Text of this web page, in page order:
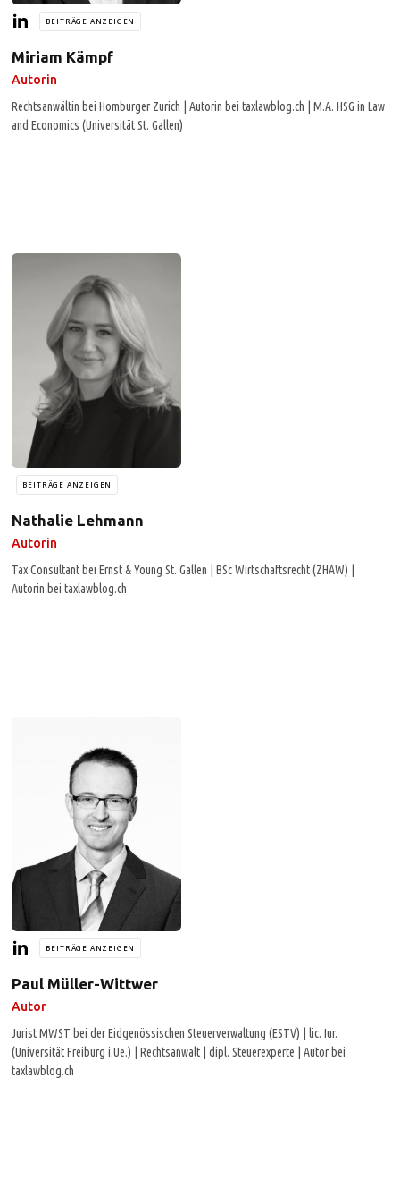
BEITRÄGE ANZEIGEN
Miriam Kämpf
Autorin
Rechtsanwältin bei Homburger Zurich | Autorin bei taxlawblog.ch | M.A. HSG in Law
and Economics (Universität St. Gallen)
BEITRÄGE ANZEIGEN
Nathalie Lehmann
Autorin
Tax Consultant bei Ernst & Young St. Gallen | BSc Wirtschaftsrecht (ZHAW) |
Autorin bei taxlawblog.ch
BEITRÄGE ANZEIGEN
Paul Müller-Wittwer
Autor
Jurist MWST bei der Eidgenössischen Steuerverwaltung (ESTV) | lic. Iur.
(Universität Freiburg i.Ue.) | Rechtsanwalt | dipl. Steuerexperte | Autor bei
taxlawblog.ch